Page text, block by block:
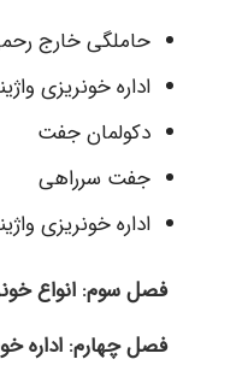
حاملگی خارج
اداره خونریزی
دکولمان جفت
جفت سرراهی
اداره خونریزی
فصل سوم: انواع
فصل چهارم: اداره